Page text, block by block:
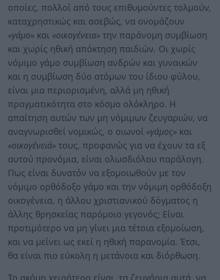
οποίες, πολλοί από τους επιθυμούντες τολμούν,
καταχρηστικώς και ασεβώς, να ονομάζουν
«γάμο» και «οικογένεια» την παράνομη συμβίωση
και χωρίς ηθική απόκτηση παιδιών. Οι χωρίς
νόμιμο γάμο συμβίωση ανδρών και γυναικών
και η συμβίωση δύο ατόμων του ίδιου φύλου,
είναι μια περιορισμένη, αλλά μη ηθική
πραγματικότητα στο κόσμο ολόκληρο. Η
απαίτηση αυτών των μη νόμιμων ζευγαριών, να
αναγνωρισθεί νομικώς, ο οιωνοί «γάμος» και
«οικογένειά» τους, προφανώς για να έχουν τα εξ
αυτού προνόμια, είναι ολωσδιόλου παράλογη.
Πως είναι δυνατόν να εξομοιωθούν με τον
νόμιμο ορθόδοξο γάμο και την νόμιμη ορθόδοξη
οικογένεια, η άλλου χριστιανικού δόγματος η
άλλης θρησκείας παρόμοιο γεγονός; Είναι
προτιμότερο να μη γίνει μια τέτοια εξομοίωση,
και να μείνει ως εκεί η ηθική παρανομία. Έτσι,
θα είναι πιο εύκολη η μετάνοια και διόρθωση.
Το ακόμη χειρότερο είναι, τα ζευγάρια αυτά, να